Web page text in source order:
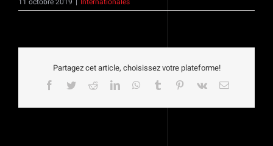
Partagez cet article, choisissez votre plateforme!
Facebook
TwitterRedditLinkedInWhatsApp
Tumblr Pinterest
Vk Email